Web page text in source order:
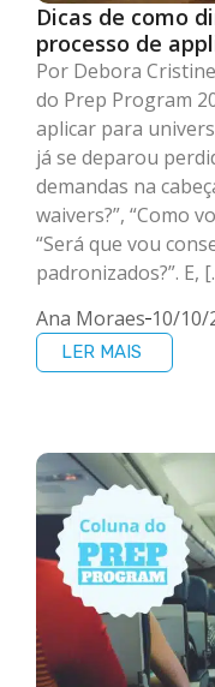
Dicas de como
processo de
Por Debora
do Prep Program
aplicar para
já se deparou
demandas na
waivers?”, “Como
“Será que vou
padronizados?”. E,
Ana Moraes 10/10/
LER MAIS